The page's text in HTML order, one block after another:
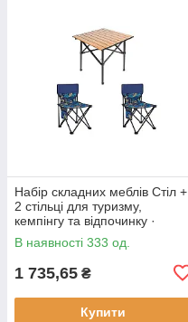
Набір складних меблів Стіл +
2 стільці для туризму,
кемпінгу та відпочинку ·
Металевий каркас
В наявності 333 од.
1 735,65 ₴
Купити